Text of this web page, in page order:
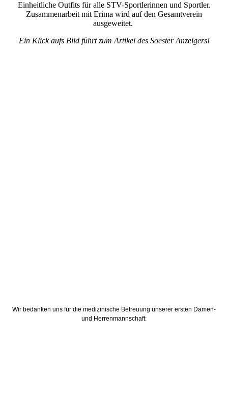
Einheitliche Outfits für alle STV-Sportlerinnen und Sportler.
Zusammenarbeit mit Erima wird auf den Gesamtverein
ausgeweitet.
Ein Klick aufs Bild führt zum Artikel des Soester Anzeigers!
Wir bedanken uns für die medizinische Betreuung unserer ersten Damen-
und Herrenmannschaft: